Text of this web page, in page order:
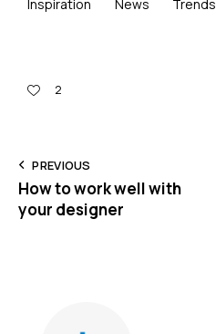
Inspiration News Trends
2
PREVIOUS
How to work well with
your designer